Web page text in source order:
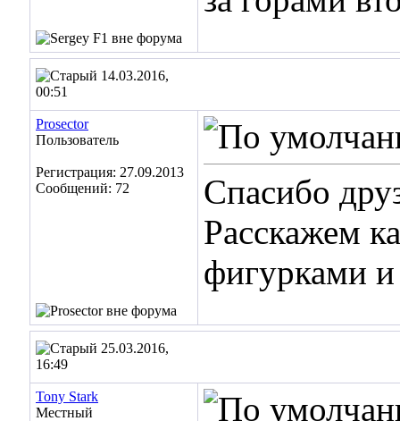
14.03.2016,
00:51
Prosector
Пользователь
Регистрация: 27.09.2013
Сообщений: 72
Спасибо
Расскажем
фигурками
25.03.2016,
16:49
Tony Stark
Местный